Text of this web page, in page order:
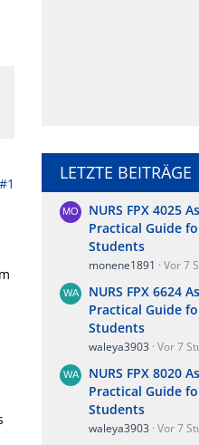
#1
LETZTE BEITRÄGE
NURS FPX 4025
Practical Guide
Students
monene1891 Vor 7
NURS FPX 6624
Practical Guide
Students
waleya3903 Vor 7
NURS FPX 8020
Practical Guide
Students
waleya3903 Vor 7